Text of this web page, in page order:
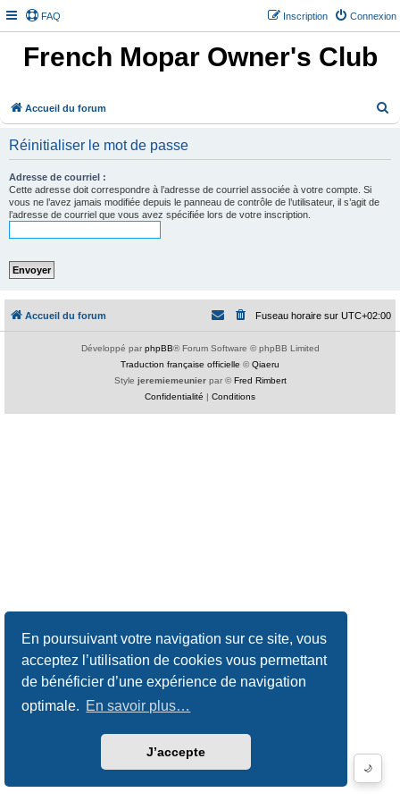
En poursuivant votre navigation sur ce site, vous
acceptez l’utilisation de cookies vous permettant
de bénéficier d’une expérience de navigation
optimale. En savoir plus…
J’accepte
FAQ Connexion
Inscription
French Mopar Owner's Club
Accueil du forum
r
🌙
Réinitialiser le mot de passe
Adresse de courriel :
Cette adresse doit correspondre à l’adresse de courriel associée à votre compte. Si
vous ne l’avez jamais modifiée depuis le panneau de contrôle de l’utilisateur, il s’agit de
l’adresse de courriel que vous avez spécifiée lors de votre inscription.
Accueil du forum Fuseau horaire sur UTC+02:00
Développé par phpBB® Forum Software © phpBB Limited
Traduction française officielle ©Qiaeru
Style jeremiemeunierpar ©Fred Rimbert
Confidentialité | Conditions